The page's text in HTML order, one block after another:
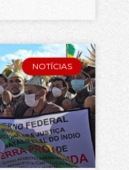
NOTÍCIAS